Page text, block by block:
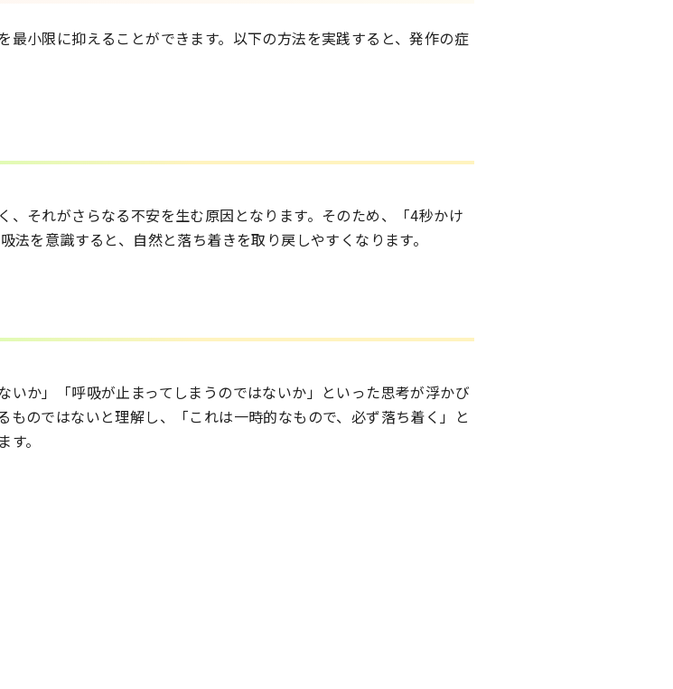
小限に抑えることができます。以下の方法を実践すると、発作の症
、それがさらなる不安を生む原因となります。そのため、「4秒かけ
を意識すると、自然と落ち着きを取り戻しやすくなります。
か」「呼吸が止まってしまうのではないか」といった思考が浮かび
のではないと理解し、「これは一時的なもので、必ず落ち着く」と
。